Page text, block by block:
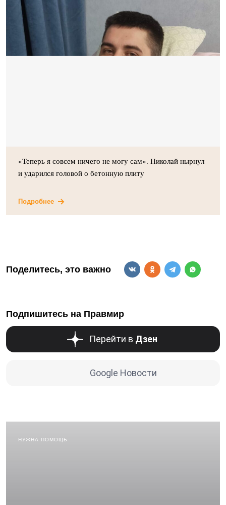
«Теперь я совсем ничего не могу сам». Николай нырнул
и ударился головой о бетонную плиту
Подробнее
Поделитесь, это важно
Подпишитесь на Правмир
Перейти в Дзен
Google Новости
НУЖНА ПОМОЩЬ